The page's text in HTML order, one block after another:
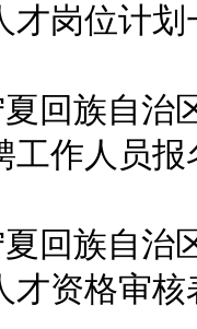
才岗位计
族自治区
工作人员报
族自治区
才资格审核